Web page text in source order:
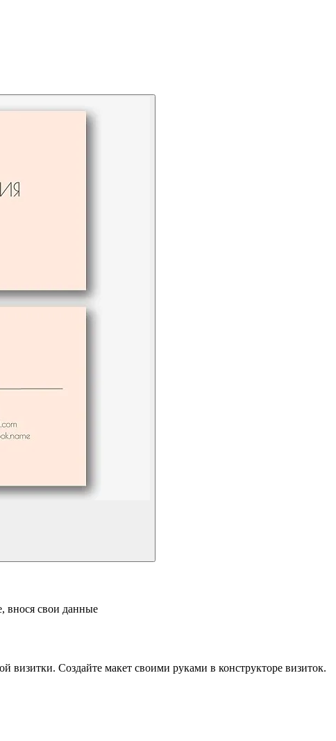
внося свои данные
визитки. Создайте макет своими руками в конструкторе визиток.